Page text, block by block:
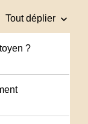
Tout déplier keyboard_arrow_down
?